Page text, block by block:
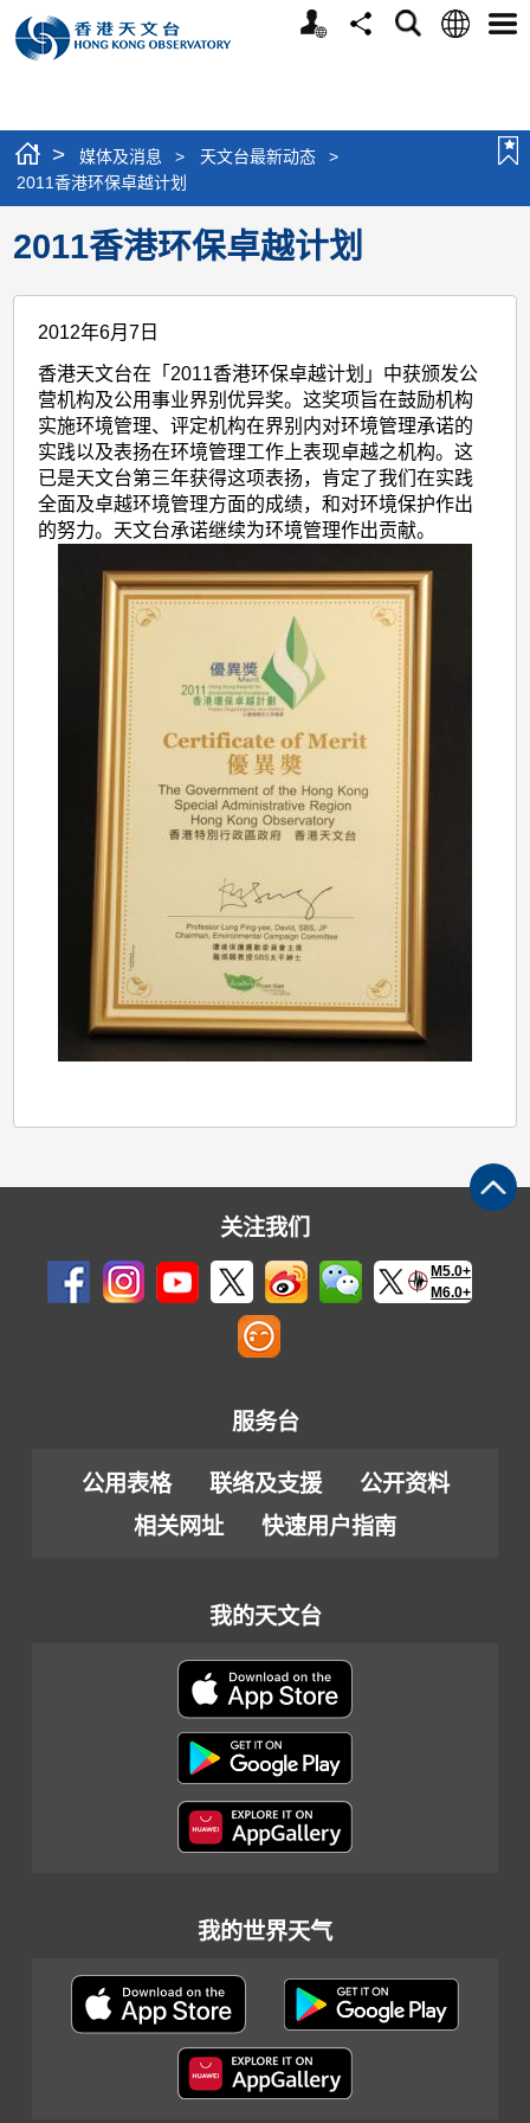
个
分
搜
语
选
> 媒体及消息 > 天文台最新动态
>
2011香港环保卓越计划
2011香港环保卓越计划
2012年6月7日
香港天文台在「2011香港环保卓越计划」中获颁发公
营机构及公用事业界别优异奖。这奖项旨在鼓励机构
实施环境管理、评定机构在界别内对环境管理承诺的
实践以及表扬在环境管理工作上表现卓越之机构。这
已是天文台第三年获得这项表扬，肯定了我们在实践
全面及卓越环境管理方面的成绩，和对环境保护作出
的努力。天文台承诺继续为环境管理作出贡献。
关注我们
M5.0+
M6.0+
服务台
公用表格 联络及支援
公开资料
相关网址
快速用户指南
我的天文台
我的世界天气